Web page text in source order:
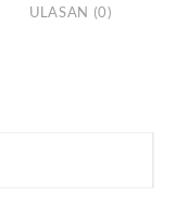
ULASAN (0)